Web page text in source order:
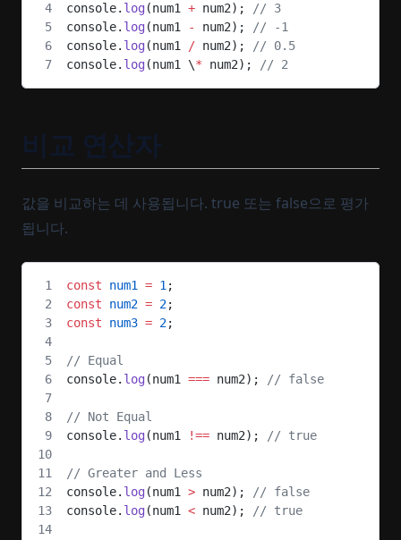
console. log(num1 + num2);
// 3
console. log(num1 - num2);
// -1
console. log(num1 / num2);
// 0.5
console. log(num1 \* num2); // 2
비교 연산자
값을 비교하는 데 사용됩니다. true 또는 false으로 평가
됩니다.
const num1 = 1 ;
const num2 = 2;
const num3 = 2;
// Equal
console. log(num1 === num2); // false​
// Not Equal
console. log(num1 !== num2); // true
// Greater and Less
console. log(num1 > num2);
// false
console. log(num1 < num2); // true